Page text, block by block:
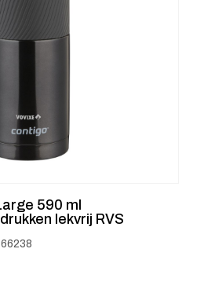
590 ml
lekvrij RVS